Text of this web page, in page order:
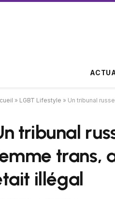
» LGBT Lifestyle » Un tribunal
tribunal
trans,
illégal